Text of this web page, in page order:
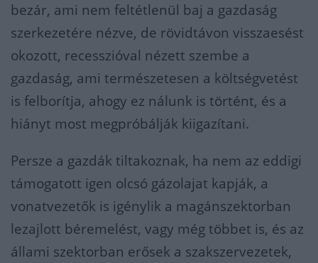
bezár, ami nem feltétlenül baj a gazdaság
szerkezetére nézve, de rövidtávon visszaesést
okozott, recesszióval nézett szembe a
gazdaság, ami természetesen a költségvetést
is felborítja, ahogy ez nálunk is történt, és a
hiányt most megpróbálják kiigazítani.
Persze a gazdák tiltakoznak, ha nem az eddigi
támogatott igen olcsó gázolajat kapják, a
vonatvezetők is igénylik a magánszektorban
lezajlott béremelést, vagy még többet is, és az
állami szektorban erősek a szakszervezetek,